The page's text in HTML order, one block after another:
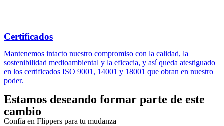
Certificados
Mantenemos intacto nuestro compromiso con la calidad, la
sostenibilidad medioambiental y la eficacia, y así queda atestiguado
en los certificados ISO 9001, 14001 y 18001 que obran en nuestro
poder.
Estamos deseando formar parte de este
cambio
Confía en Flippers para tu mudanza